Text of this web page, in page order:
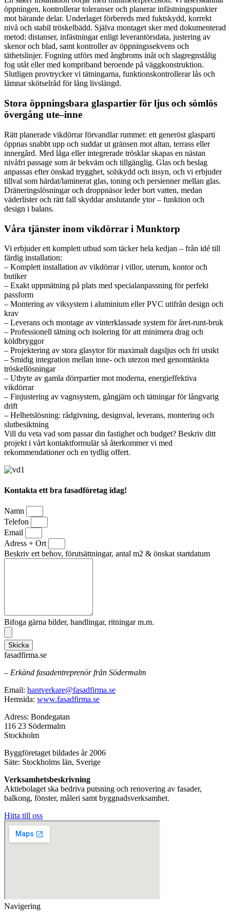
öppningen, kontrollerar toleranser och planerar infästningspunkter
mot bärande delar. Underlaget förbereds med fuktskydd, korrekt
nivå och stabil tröskelbädd. Själva montaget sker med dokumenterad
metod: distanser, infästningar enligt leverantörsdata, justering av
skenor och blad, samt kontroller av öppningssekvens och
täthetslinjer. Fogning utförs med ångbroms inåt och slagregnstålig
fog utåt eller med kompriband beroende på väggkonstruktion.
Slutligen provtrycker vi tätningarna, funktionskontrollerar lås och
lämnar skötselråd för lång livslängd.
Stora öppningsbara glaspartier för ljus och sömlös
övergång ute–inne
Rätt planerade vikdörrar förvandlar rummet: ett generöst glasparti
öppnas snabbt upp och suddar ut gränsen mot altan, terrass eller
innergård. Med låga eller integrerade trösklar skapas en nästan
nivåfri passage som är bekväm och tillgänglig. Glas och beslag
anpassas efter önskad trygghet, solskydd och insyn, och vi erbjuder
tillval som härdat/laminerat glas, toning och persienner mellan glas.
Dräneringslösningar och droppnäsor leder bort vatten, medan
väderlister och rätt fall skyddar anslutande ytor – funktion och
design i balans.
Våra tjänster inom vikdörrar i Munktorp
Vi erbjuder ett komplett utbud som täcker hela kedjan – från idé till
färdig installation:
– Komplett installation av vikdörrar i villor, uterum, kontor och
butiker
– Exakt uppmätning på plats med specialanpassning för perfekt
passform
– Montering av viksystem i aluminium eller PVC utifrån design och
krav
– Leverans och montage av vinterklassade system för året-runt-bruk
– Professionell tätning och isolering för att minimera drag och
köldbryggor
– Projektering av stora glasytor för maximalt dagsljus och fri utsikt
– Smidig integration mellan inne- och utezon med genomtänkta
tröskellösningar
– Utbyte av gamla dörrpartier mot moderna, energieffektiva
vikdörrar
– Finjustering av vagnsystem, gångjärn och tätningar för långvarig
drift
– Helhetslösning: rådgivning, designval, leverans, montering och
slutbesiktning
Vill du veta vad som passar din fastighet och budget? Beskriv ditt
projekt i vårt kontaktformulär så återkommer vi med
rekommendationer och en tydlig offert.
Kontakta ett bra fasadföretag idag!
Namn
Telefon
Email
Adress + Ort
Beskriv ert behov, förutsättningar, antal m2 & önskat startdatum
Bifoga gärna bilder, handlingar, ritningar m.m.
Skicka
fasadfirma.se
– Erkänd fasadentreprenör från Södermalm
Email: hantverkare@fasadfirma.se
Hemsida: www.fasadfirma.se
Adress: Bondegatan
116 23 Södermalm
Stockholm
Byggföretaget bildades år 2006
Säte: Stockholms län, Sverige
Verksamhetsbeskrivning
Aktiebolaget ska bedriva putsning och renovering av fasader,
balkong, fönster, måleri samt byggnadsverksamhet.
Hitta till oss
Navigering